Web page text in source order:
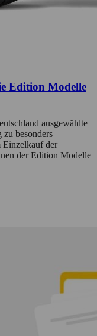
Edition Modelle
ausgewählte
besonders
Einzelkauf der
der Edition Modelle